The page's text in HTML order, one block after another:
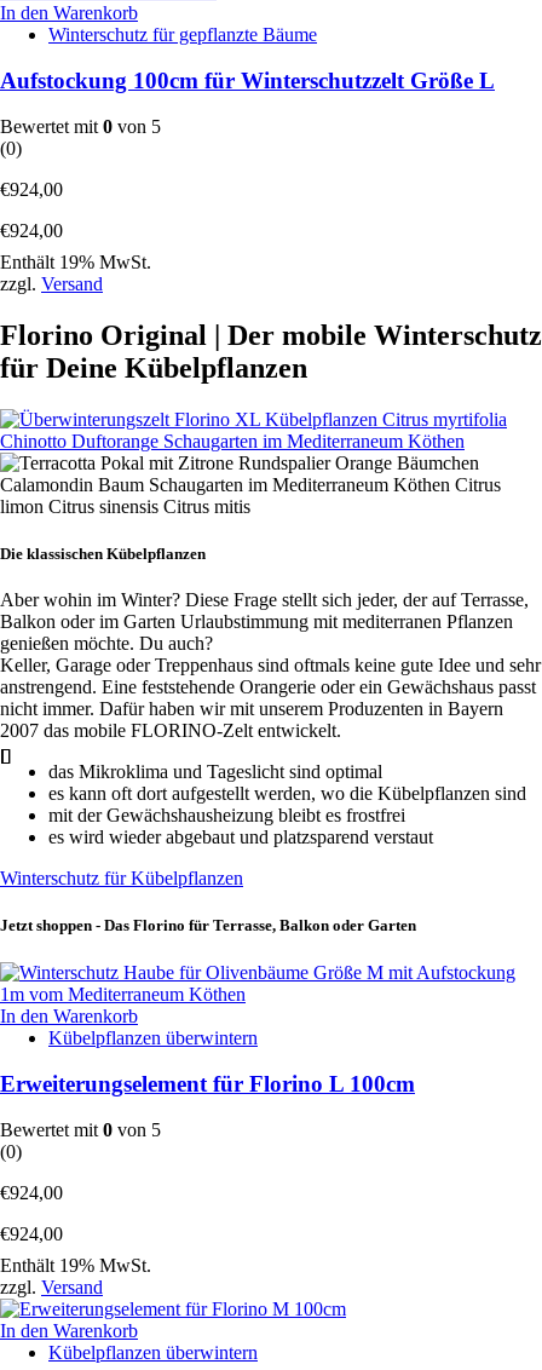
In den Warenkorb
Winterschutz für gepflanzte Bäume
Aufstockung 100cm für Winterschutzzelt Größe L
Bewertet mit 0 von 5
(0)
€924,00
€924,00
Enthält 19% MwSt.
zzgl. Versand
Florino Original | Der mobile Winterschutz
für Deine Kübelpflanzen
Die klassischen Kübelpflanzen
Aber wohin im Winter? Diese Frage stellt sich jeder, der auf Terrasse,
Balkon oder im Garten Urlaubstimmung mit mediterranen Pflanzen
genießen möchte. Du auch?
Keller, Garage oder Treppenhaus sind oftmals keine gute Idee und sehr
anstrengend. Eine feststehende Orangerie oder ein Gewächshaus passt
nicht immer. Dafür haben wir mit unserem Produzenten in Bayern
2007 das mobile FLORINO-Zelt entwickelt.
das Mikroklima und Tageslicht sind optimal
es kann oft dort aufgestellt werden, wo die Kübelpflanzen sind
mit der Gewächshausheizung bleibt es frostfrei
es wird wieder abgebaut und platzsparend verstaut
Winterschutz für Kübelpflanzen
Jetzt shoppen - Das Florino für Terrasse, Balkon oder Garten
In den Warenkorb
Kübelpflanzen überwintern
Erweiterungselement für Florino L 100cm
Bewertet mit 0 von 5
(0)
€924,00
€924,00
Enthält 19% MwSt.
zzgl. Versand
In den Warenkorb
Kübelpflanzen überwintern